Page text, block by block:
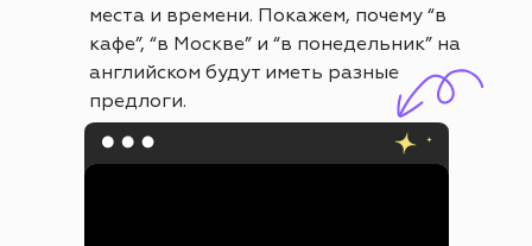
места и времени. Покажем, почему “в
кафе”, “в Москве” и “в понедельник” на
английском будут иметь разные
предлоги.